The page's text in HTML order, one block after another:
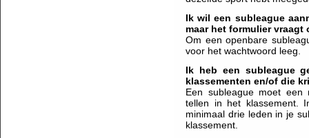
Ik wil een subleague
maar het formulier vraagt
Om een openbare
voor het wachtwoord leeg.
Ik heb een subleague
klassementen en/of die
Een subleague moet
tellen in het klassement.
minimaal drie leden in je
klassement.